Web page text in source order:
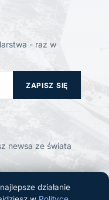
- raz w
ZAPISZ SIĘ
newsa ze świata
działanie